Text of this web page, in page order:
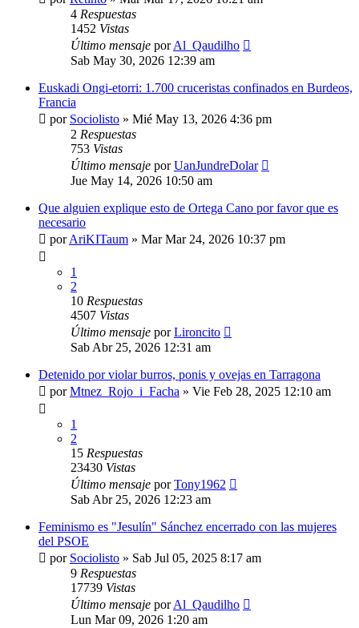
4 Respuestas
1452 Vistas
Último mensaje porAl_Qaudilho
Sab May 30, 2026 12:39 am
Euskadi Ongi-etorri: 1.700 cruceristas confinados en Burdeos,
Francia
por Sociolisto » Mié May 13, 2026 4:36 pm
2 Respuestas
753 Vistas
Último mensaje porUanJundreDolar
Jue May 14, 2026 10:50 am
Que alguien explique esto de Ortega Cano por favor que es
necesario
porAriKITaum » Mar Mar 24, 2026 10:37 pm
1
2
10 Respuestas
4507 Vistas
Último mensaje porLironcito
Sab Abr 25, 2026 12:31 am
Detenido por violar burros, ponis y ovejas en Tarragona
porMtnez_Rojo_i_Facha » Vie Feb 28, 2025 12:10 am
1
2
15 Respuestas
23430 Vistas
Último mensaje porTony1962
Sab Abr 25, 2026 12:23 am
Feminismo es "Jesulín" Sánchez encerrado con las mujeres
del PSOE
por Sociolisto » Sab Jul 05, 2025 8:17 am
9 Respuestas
17739 Vistas
Último mensaje porAl_Qaudilho
Lun Mar 09, 2026 1:20 am